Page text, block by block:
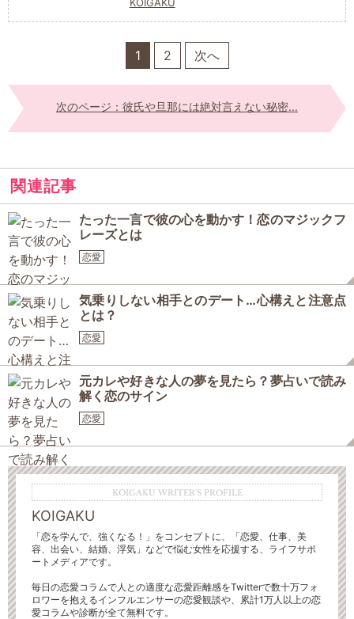
1 2 次へ
次のページ：彼氏や旦那には絶対言えない秘密...
関連記事
たった一言で彼の心を動かす！恋のマジックフ
レーズとは
恋愛
気乗りしない相手とのデート…心構えと注意点
とは？
恋愛
元カレや好きな人の夢を見たら？夢占いで読み
解く恋のサイン
恋愛
KOIGAKU WRITER'S PROFILE
KOIGAKU
「恋を学んで、強くなる！」をコンセプトに、「恋愛、仕事、美
容、出会い、結婚、浮気」などで悩む女性を応援する、ライフサポ
ートメディアです。
毎日の恋愛コラムで人との適度な恋愛距離感をTwitterで数十万フォ
ロワーを抱えるインフルエンサーの恋愛観談や、累計1万人以上の恋
愛コラムや診断が全て無料です。